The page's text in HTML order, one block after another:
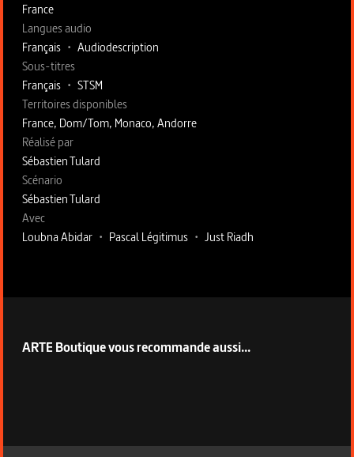
France
Langues audio
Français • Audiodescription
Sous-titres
Français • STSM
Territoires disponibles
France, Dom/Tom, Monaco, Andorre
Fiche technique section droite
Réalisé par
Sébastien Tulard
Scénario
Sébastien Tulard
Avec
Loubna Abidar • Pascal Légitimus • Just Riadh
ARTE Boutique vous recommande aussi...